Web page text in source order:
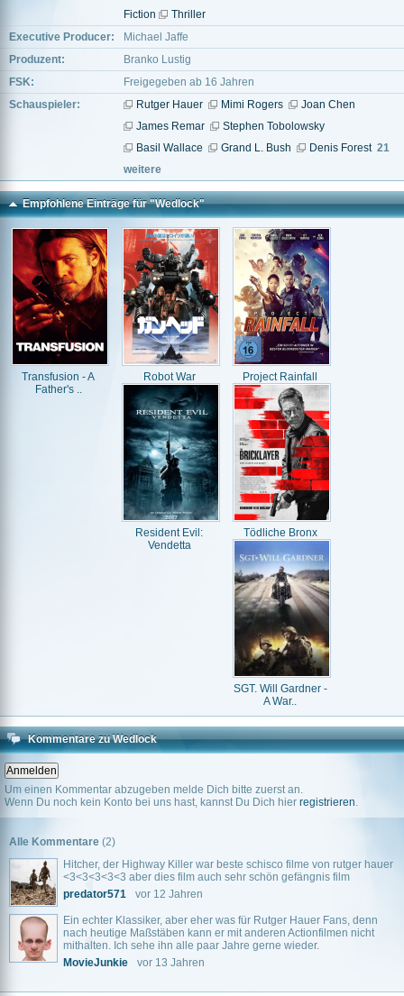
Fiction
Thriller
Executive Producer:
Michael Jaffe
Produzent:
Branko Lustig
FSK:
Freigegeben ab 16 Jahren
Schauspieler:
Rutger Hauer Mimi Rogers
Joan Chen
James Remar
Stephen Tobolowsky
Basil Wallace
Grand L. Bush Denis Forest 21
weitere
Empfohlene Einträge für "Wedlock"
Transfusion - A
Father's ..
Robot War Project Rainfall
Resident Evil:
Vendetta
Tödliche Bronx
SGT. Will Gardner -
A War..
Kommentare zu Wedlock
Um einen Kommentar abzugeben melde Dich bitte zuerst an.
Wenn Du noch kein Konto bei uns hast, kannst Du Dich hier registrieren.
Alle Kommentare (2)
Hitcher, der Highway Killer war beste schisco filme von rutger hauer
<3<3<3<3<3 aber dies film auch sehr schön gefängnis film
predator571
vor 12 Jahren
Ein echter Klassiker, aber eher was für Rutger Hauer Fans, denn
nach heutige Maßstäben kann er mit anderen Actionfilmen nicht
mithalten. Ich sehe ihn alle paar Jahre gerne wieder.
MovieJunkie
vor 13 Jahren